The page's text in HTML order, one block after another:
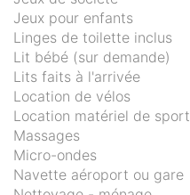
Jeux pour enfants
Linges de toilette inclus
Lit bébé (sur demande)
Lits faits à l'arrivée
Location de vélos
Location matériel de sport
Massages
Micro-ondes
Navette aéroport ou gare